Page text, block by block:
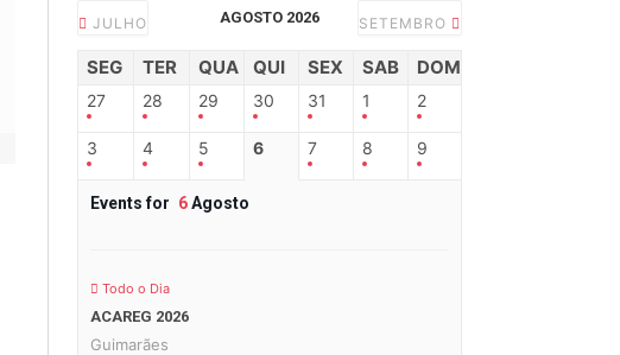
JULHO AGOSTO 2026 SETEMBRO
SEG TER QUA QUI SEX SAB DOM
27 28 29 30 31 1 2
3 4 5 6 7 8 9
Events for 6Agosto
Todo o Dia
ACAREG 2026
Guimarães